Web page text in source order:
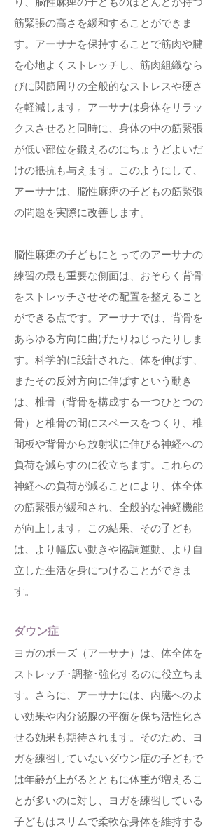
筋緊張の高さを緩和することができま
す。アーサナを保持することで筋肉や腱
を心地よくストレッチし、筋肉組織なら
びに関節周りの全般的なストレスや硬さ
を軽減します。アーサナは身体をリラッ
クスさせると同時に、身体の中の筋緊張
が低い部位を鍛えるのにちょうどよいだ
けの抵抗も与えます。このようにして、
アーサナは、脳性麻痺の子どもの筋緊張
の問題を実際に改善します。
脳性麻痺の子どもにとってのアーサナの
練習の最も重要な側面は、おそらく背骨
をストレッチさせその配置を整えること
ができる点です。アーサナでは、背骨を
あらゆる方向に曲げたりねじったりしま
す。科学的に設計された、体を伸ばす、
またその反対方向に伸ばすという動き
は、椎骨（背骨を構成する一つひとつの
骨）と椎骨の間にスペースをつくり、椎
間板や背骨から放射状に伸びる神経への
負荷を減らすのに役立ちます。これらの
神経への負荷が減ることにより、体全体
の筋緊張が緩和され、全般的な神経機能
が向上します。この結果、その子ども
は、より幅広い動きや協調運動、より自
立した生活を身につけることができま
す。
ダウン症
ヨガのポーズ（アーサナ）は、体全体を
ストレッチ･調整･強化するのに役立ちま
す。さらに、アーサナには、内臓へのよ
い効果や内分泌腺の平衡を保ち活性化さ
せる効果も期待されます。そのため、ヨ
ガを練習していないダウン症の子どもで
は年齢が上がるとともに体重が増えるこ
とが多いのに対し、ヨガを練習している
子どもはスリムで柔軟な身体を維持する